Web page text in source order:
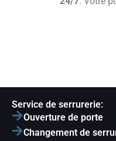
Service de serrurerie:
Ouverture de porte
Changement de